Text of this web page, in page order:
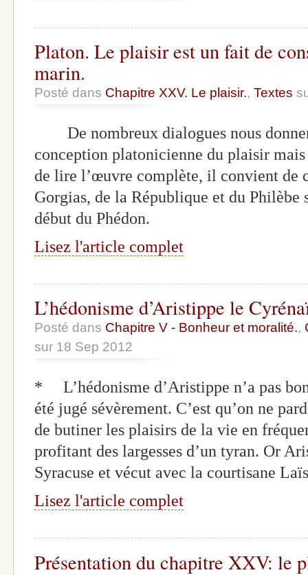
Platon. Le plaisir est un fait de
marin.
Posté dans Chapitre XXV. Le plaisir., Textes
De nombreux dialogues nous
conception platonicienne du plaisir
de lire l’œuvre complète, il convient de
Gorgias, de la République et du Philèbe
début du Phédon.
Lisez l'article complet
L’hédonisme d’Aristippe le
Posté dans Chapitre V - Bonheur et moralité.,
sur 18 Sep 2012
* L’hédonisme d’Aristippe n’a pas
été jugé sévèrement. C’est qu’on ne
de butiner les plaisirs de la vie en
profitant des largesses d’un tyran. Or
Syracuse et vécut avec la courtisane
Lisez l'article complet
Présentation du chapitre XXV: le